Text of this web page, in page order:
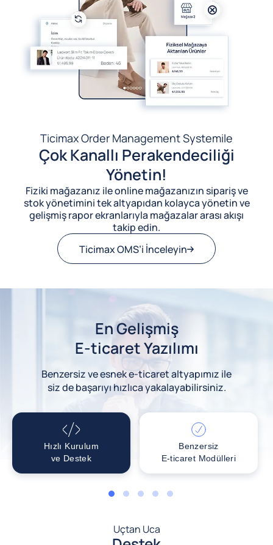
Ticimax Order Management Systemile
Çok Kanallı Perakendeciliği
Yönetin!
Fiziki mağazanız ile online mağazanızın sipariş ve
stok yönetimini tek altyapıdan kolayca yönetin ve
gelişmiş rapor ekranlarıyla mağazalar arası akışı
takip edin.
Ticimax OMS’i İnceleyin
En Gelişmiş
E-ticaret Yazılımı
Benzersiz ve esnek e-ticaret altyapımız ile
siz de başarıyı hızlıca yakalayabilirsiniz.
Hızlı Kurulum
ve Destek
Benzersiz
E-ticaret Modülleri
1 2 3 4 5
Uçtan Uca